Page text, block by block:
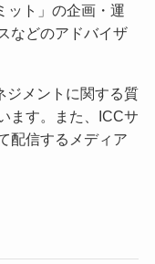
ット」の企画・運
などのアドバイザ
ジメントに関する質
ます。また、ICCサ
配信するメディア